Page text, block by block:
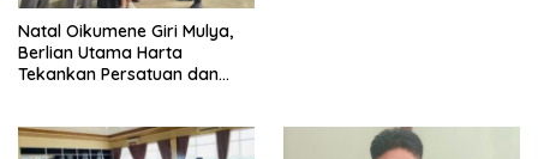
‎Natal Oikumene Giri Mulya,
Berlian Utama Harta
Tekankan Persatuan dan